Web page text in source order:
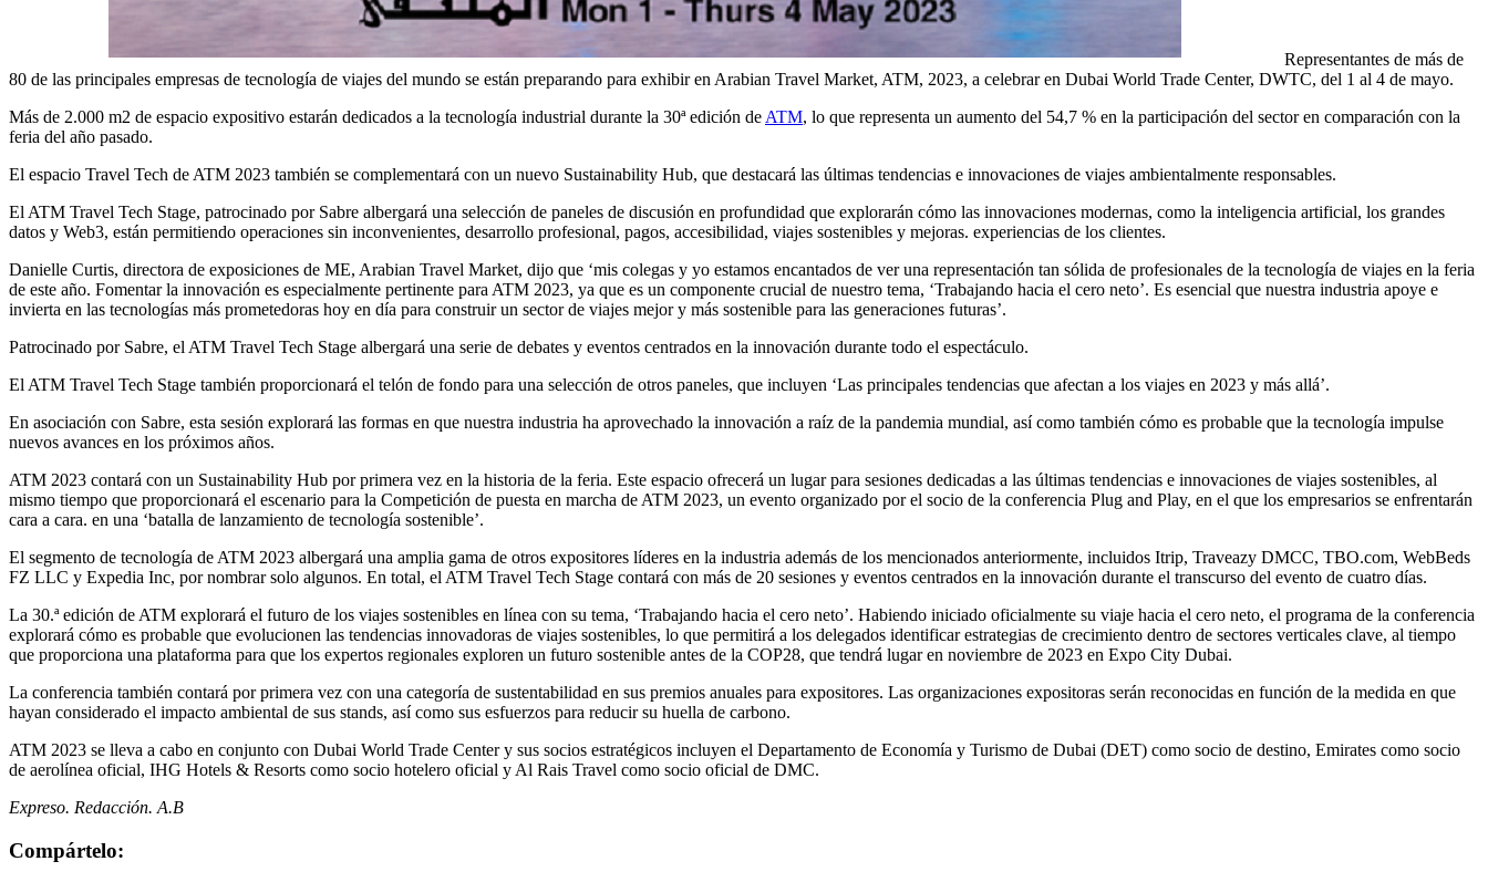
Representantes de más de
80 de las principales empresas de tecnología de viajes del mundo se están preparando para exhibir en Arabian Travel Market, ATM, 2023, a celebrar en Dubai World Trade Center, DWTC, del 1 al 4 de mayo.
Más de 2.000 m2 de espacio expositivo estarán dedicados a la tecnología industrial durante la 30ª edición de ATM, lo que representa un aumento del 54,7 % en la participación del sector en comparación con la
feria del año pasado.
El espacio Travel Tech de ATM 2023 también se complementará con un nuevo Sustainability Hub, que destacará las últimas tendencias e innovaciones de viajes ambientalmente responsables.
El ATM Travel Tech Stage, patrocinado por Sabre albergará una selección de paneles de discusión en profundidad que explorarán cómo las innovaciones modernas, como la inteligencia artificial, los grandes
datos y Web3, están permitiendo operaciones sin inconvenientes, desarrollo profesional, pagos, accesibilidad, viajes sostenibles y mejoras. experiencias de los clientes.
Danielle Curtis, directora de exposiciones de ME, Arabian Travel Market, dijo que ‘mis colegas y yo estamos encantados de ver una representación tan sólida de profesionales de la tecnología de viajes en la feria
de este año. Fomentar la innovación es especialmente pertinente para ATM 2023, ya que es un componente crucial de nuestro tema, ‘Trabajando hacia el cero neto’. Es esencial que nuestra industria apoye e
invierta en las tecnologías más prometedoras hoy en día para construir un sector de viajes mejor y más sostenible para las generaciones futuras’.
Patrocinado por Sabre, el ATM Travel Tech Stage albergará una serie de debates y eventos centrados en la innovación durante todo el espectáculo.
El ATM Travel Tech Stage también proporcionará el telón de fondo para una selección de otros paneles, que incluyen ‘Las principales tendencias que afectan a los viajes en 2023 y más allá’.
En asociación con Sabre, esta sesión explorará las formas en que nuestra industria ha aprovechado la innovación a raíz de la pandemia mundial, así como también cómo es probable que la tecnología impulse
nuevos avances en los próximos años.
ATM 2023 contará con un Sustainability Hub por primera vez en la historia de la feria. Este espacio ofrecerá un lugar para sesiones dedicadas a las últimas tendencias e innovaciones de viajes sostenibles, al
mismo tiempo que proporcionará el escenario para la Competición de puesta en marcha de ATM 2023, un evento organizado por el socio de la conferencia Plug and Play, en el que los empresarios se enfrentarán
cara a cara. en una ‘batalla de lanzamiento de tecnología sostenible’.
El segmento de tecnología de ATM 2023 albergará una amplia gama de otros expositores líderes en la industria además de los mencionados anteriormente, incluidos Itrip, Traveazy DMCC, TBO.com, WebBeds
FZ LLC y Expedia Inc, por nombrar solo algunos. En total, el ATM Travel Tech Stage contará con más de 20 sesiones y eventos centrados en la innovación durante el transcurso del evento de cuatro días.
La 30.ª edición de ATM explorará el futuro de los viajes sostenibles en línea con su tema, ‘Trabajando hacia el cero neto’. Habiendo iniciado oficialmente su viaje hacia el cero neto, el programa de la conferencia
explorará cómo es probable que evolucionen las tendencias innovadoras de viajes sostenibles, lo que permitirá a los delegados identificar estrategias de crecimiento dentro de sectores verticales clave, al tiempo
que proporciona una plataforma para que los expertos regionales exploren un futuro sostenible antes de la COP28, que tendrá lugar en noviembre de 2023 en Expo City Dubai.
La conferencia también contará por primera vez con una categoría de sustentabilidad en sus premios anuales para expositores. Las organizaciones expositoras serán reconocidas en función de la medida en que
hayan considerado el impacto ambiental de sus stands, así como sus esfuerzos para reducir su huella de carbono.
ATM 2023 se lleva a cabo en conjunto con Dubai World Trade Center y sus socios estratégicos incluyen el Departamento de Economía y Turismo de Dubai (DET) como socio de destino, Emirates como socio
de aerolínea oficial, IHG Hotels & Resorts como socio hotelero oficial y Al Rais Travel como socio oficial de DMC.
Expreso. Redacción. A.B
Compártelo: